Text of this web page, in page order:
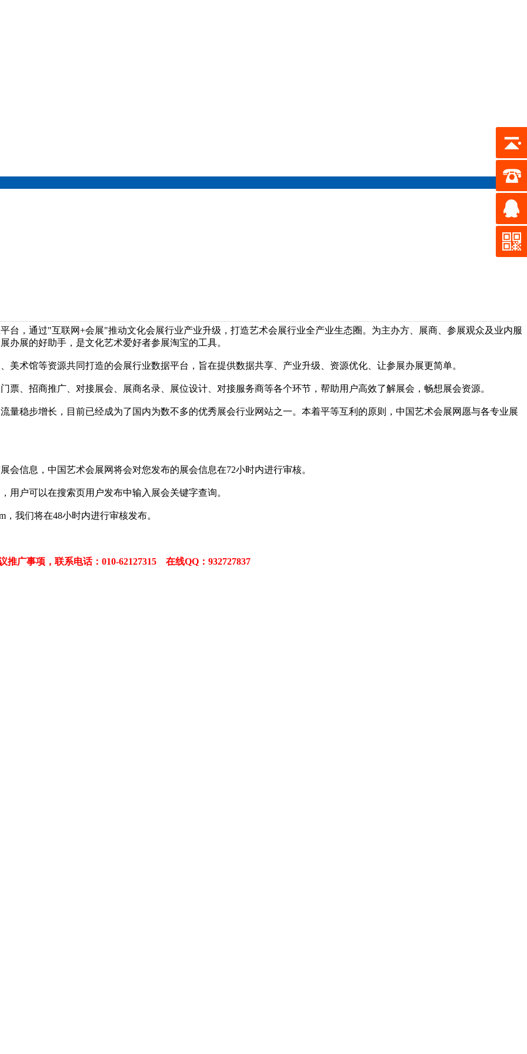
通过"互联网+会展"推动文化会展行业产业升级，打造艺术会展行业全产业生态圈。为主办方、展商、参展观众及业内服
办展的好助手，是文化艺术爱好者参展淘宝的工具。
馆等资源共同打造的会展行业数据平台，旨在提供数据共享、产业升级、资源优化、让参展办展更简单。
招商推广、对接展会、展商名录、展位设计、对接服务商等各个环节，帮助用户高效了解展会，畅想展会资源。
步增长，目前已经成为了国内为数不多的优秀展会行业网站之一。本着平等互利的原则，中国艺术会展网愿与各专业展
息，中国艺术会展网将会对您发布的展会信息在72小时内进行审核。
户可以在搜索页用户发布中输入展会关键字查询。
我们将在48小时内进行审核发布。
广事项，联系电话：010-62127315 在线QQ：932727837